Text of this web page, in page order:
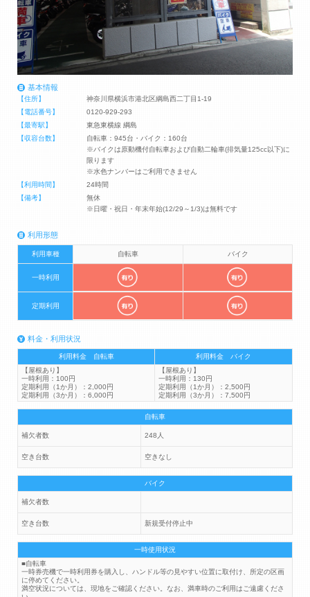
基本情報
【住所】
神奈川県横浜市港北区綱島西二丁目1-19
【電話番号】
0120-929-293
【最寄駅】
東急東横線 綱島
【収容台数】
自転車：945台・バイク：160台
※バイクは原動機付自転車および自動二輪車(排気量125cc以下)に
限ります
※水色ナンバーはご利用できません
【利用時間】
24時間
【備考】
無休
※日曜・祝日・年末年始(12/29～1/3)は無料です
利用形態
利用車種 自転車 バイク
一時利用
定期利用
料金・利用状況
利用料金 自転車
利用料金 バイク
【屋根あり】
一時利用：100円
定期利用（1か月）：2,000円
定期利用（3か月）：6,000円
【屋根あり】
一時利用：130円
定期利用（1か月）：2,500円
定期利用（3か月）：7,500円
自転車
補欠者数 248人
空き台数 空きなし
バイク
補欠者数
空き台数 新規受付停止中
一時使用状況
■自転車
一時券売機で一時利用券を購入し、ハンドル等の見やすい位置に取付け、所定の区画
に停めてください。
満空状況については、現地をご確認ください。なお、満車時のご利用はご遠慮くださ